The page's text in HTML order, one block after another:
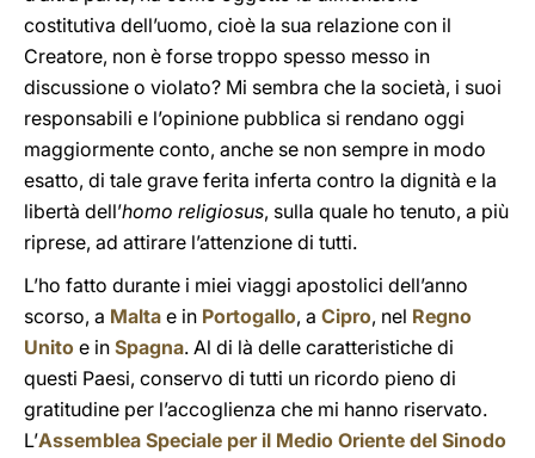
costitutiva dell’uomo, cioè la sua relazione con il
Creatore, non è forse troppo spesso messo in
discussione o violato? Mi sembra che la società, i suoi
responsabili e l’opinione pubblica si rendano oggi
maggiormente conto, anche se non sempre in modo
esatto, di tale grave ferita inferta contro la dignità e la
libertà dell’homo religiosus, sulla quale ho tenuto, a più
riprese, ad attirare l’attenzione di tutti.
L’ho fatto durante i miei viaggi apostolici dell’anno
scorso, a Malta e in Portogallo, a Cipro, nel Regno
Unito e in Spagna. Al di là delle caratteristiche di
questi Paesi, conservo di tutti un ricordo pieno di
gratitudine per l’accoglienza che mi hanno riservato.
L’Assemblea Speciale per il Medio Oriente del Sinodo